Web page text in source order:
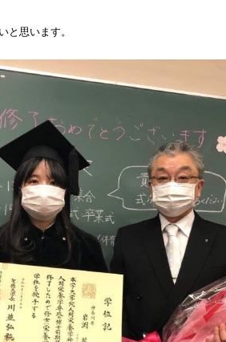
と思います。